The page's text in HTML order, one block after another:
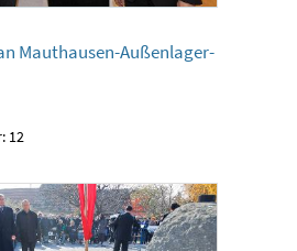
Mauthausen-Außenlager-
12